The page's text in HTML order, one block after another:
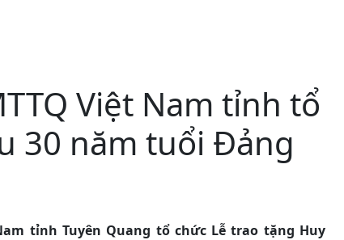
Việt Nam tỉnh tổ
30 năm tuổi Đảng
tỉnh Tuyên Quang tổ chức Lễ trao tặng Huy